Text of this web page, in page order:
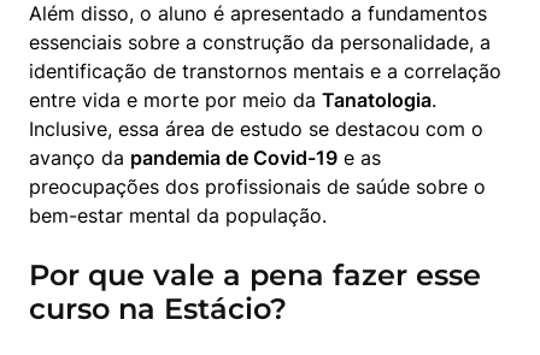
Além disso, o aluno é apresentado a fundamentos
essenciais sobre a construção da personalidade, a
identificação de transtornos mentais e a correlação
entre vida e morte por meio da Tanatologia.
Inclusive, essa área de estudo se destacou com o
avanço da pandemia de Covid-19 e as
preocupações dos profissionais de saúde sobre o
bem-estar mental da população.
Por que vale a pena fazer esse
curso na Estácio?